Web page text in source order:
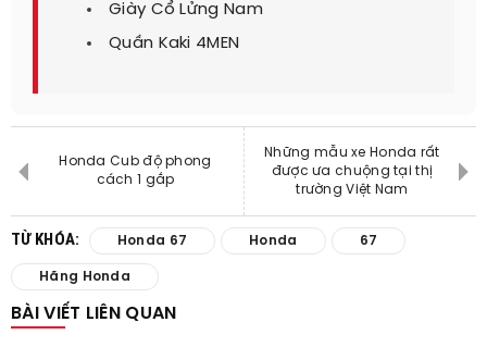
Giày Cổ Lửng Nam
Quần Kaki 4MEN
Honda Cub độ phong
cách 1 gắp
Những mẫu xe Honda rất
được ưa chuộng tại thị
trường Việt Nam
TỪ KHÓA: Honda 67 Honda 67
Hãng Honda
BÀI VIẾT LIÊN QUAN